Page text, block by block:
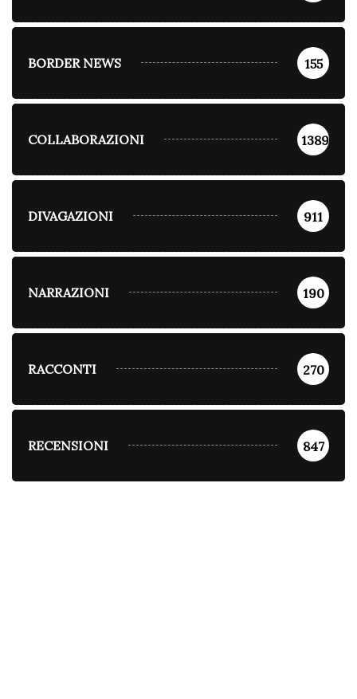
BORDER NEWS 155
COLLABORAZIONI 1389
DIVAGAZIONI 911
NARRAZIONI 190
RACCONTI 270
RECENSIONI 847